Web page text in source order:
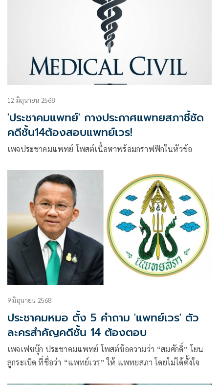
12 มิถุนายน 2568
'ประชาคมแพทย์' กางประกาศแพทยสภาชี้ชัด
คดีชั้น14ต้องสอบแพทย์เวร!
เพจประชาคมแพทย์ โพสต์เนื้อหาพร้อมกราฟฟิกในหัวข้อ
9 มิถุนายน 2568
ประชาคมหมอ ตั้ง 5 คำถาม 'แพทย์เวร' ตัว
ละครสำคัญคดีชั้น 14 ต้องตอบ
เพจเฟซบุ๊ก ประชาคมแพทย์ โพสต์ข้อความว่า “สมศักดิ์” โยน
ลูกระเบิด ที่ชื่อว่า “แพทย์เวร” ให้ แพทยสภา โดยไม่ได้ตั้งใจ